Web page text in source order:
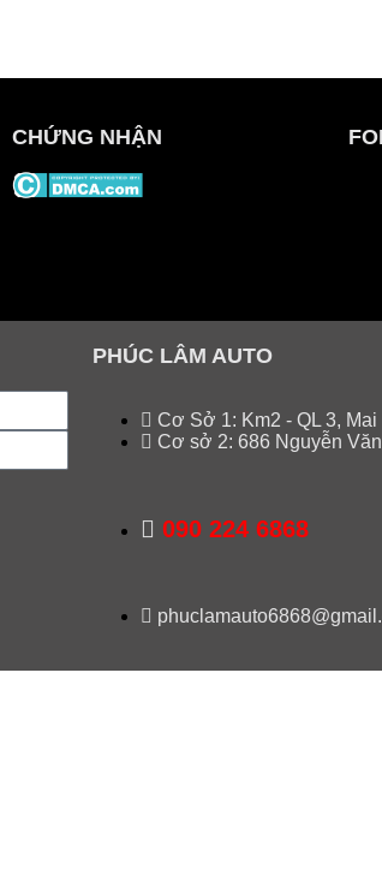
CHỨNG NHẬN
PHÚC LÂM AUTO
Cơ Sở 1: Km2 - QL 3,
Cơ sở 2: 686 Nguyễn
090 224 6868